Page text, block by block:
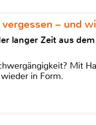
– und
langer Zeit aus
Mit
in Form.